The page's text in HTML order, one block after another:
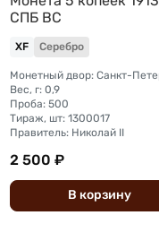
СПБ ВС
XF Серебро
Вес, г: 0,9
Проба: 500
Тираж, шт: 1300017
Правитель: Николай II
2 500 ₽
В корзину